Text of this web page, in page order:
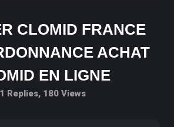
CLOMID FRANCE
ACHAT
EN LIGNE
1 Replies, 180 Views